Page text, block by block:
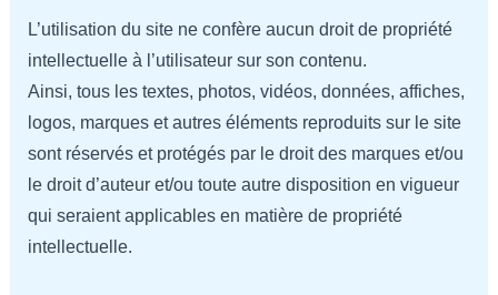
L’utilisation du site ne confère aucun droit de propriété
intellectuelle à l’utilisateur sur son contenu.
Ainsi, tous les textes, photos, vidéos, données, affiches,
logos, marques et autres éléments reproduits sur le site
sont réservés et protégés par le droit des marques et/ou
le droit d’auteur et/ou toute autre disposition en vigueur
qui seraient applicables en matière de propriété
intellectuelle.